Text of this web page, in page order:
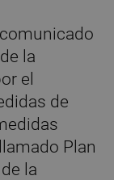
la
el
de
Plan
la